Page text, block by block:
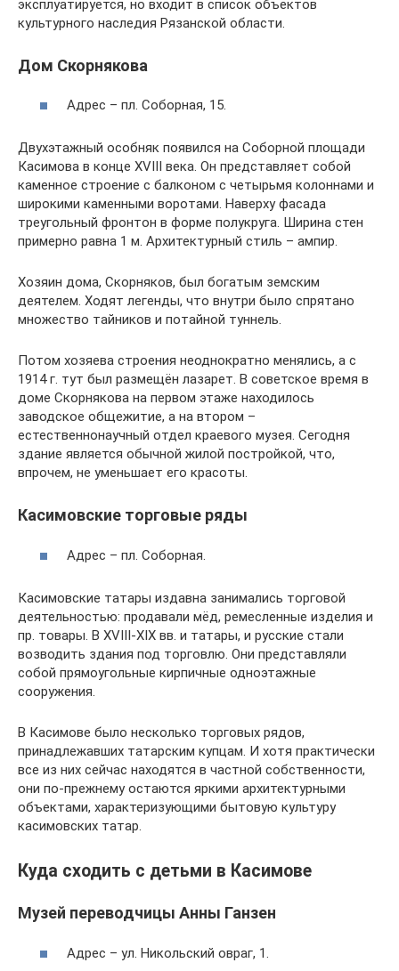
эксплуатируется, но входит в список объектов
культурного наследия Рязанской области.
Дом Скорнякова
Адрес – пл. Соборная, 15.
Двухэтажный особняк появился на Соборной площади
Касимова в конце XVIII века. Он представляет собой
каменное строение с балконом с четырьмя колоннами и
широкими каменными воротами. Наверху фасада
треугольный фронтон в форме полукруга. Ширина стен
примерно равна 1 м. Архитектурный стиль – ампир.
Хозяин дома, Скорняков, был богатым земским
деятелем. Ходят легенды, что внутри было спрятано
множество тайников и потайной туннель.
Потом хозяева строения неоднократно менялись, а с
1914 г. тут был размещён лазарет. В советское время в
доме Скорнякова на первом этаже находилось
заводское общежитие, а на втором –
естественнонаучный отдел краевого музея. Сегодня
здание является обычной жилой постройкой, что,
впрочем, не уменьшает его красоты.
Касимовские торговые ряды
Адрес – пл. Соборная.
Касимовские татары издавна занимались торговой
деятельностью: продавали мёд, ремесленные изделия и
пр. товары. В XVIII-XIX вв. и татары, и русские стали
возводить здания под торговлю. Они представляли
собой прямоугольные кирпичные одноэтажные
сооружения.
В Касимове было несколько торговых рядов,
принадлежавших татарским купцам. И хотя практически
все из них сейчас находятся в частной собственности,
они по-прежнему остаются яркими архитектурными
объектами, характеризующими бытовую культуру
касимовских татар.
Куда сходить с детьми в Касимове
Музей переводчицы Анны Ганзен
Адрес – ул. Никольский овраг, 1.